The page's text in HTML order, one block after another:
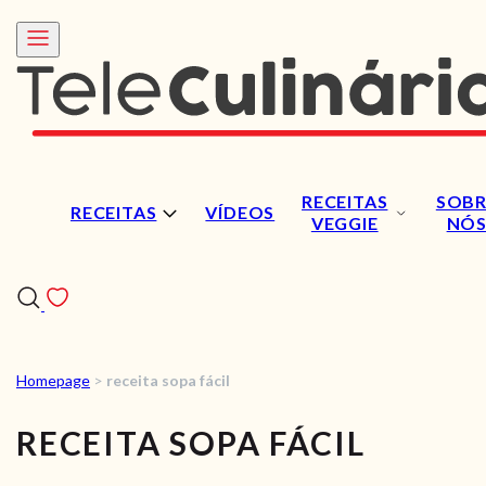
RECEITAS VÍDEOS
RECEITAS
VEGGIE
NÓS
RECEITAS
VÍDEOS
Homepage > receita sopa fácil
RECEITA SOPA FÁCIL